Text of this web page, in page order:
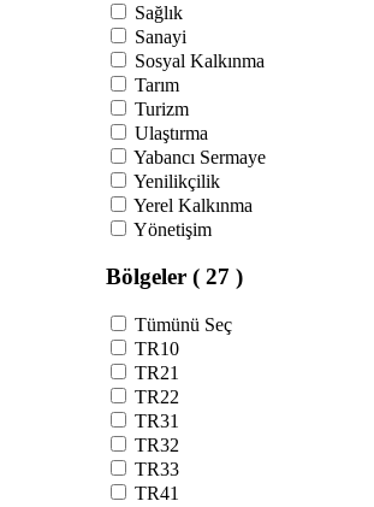
Sağlık
Sanayi
Sosyal Kalkınma
Tarım
Turizm
Ulaştırma
Yabancı Sermaye
Yenilikçilik
Yerel Kalkınma
Yönetişim
Bölgeler ( 27 )
Tümünü Seç
TR10
TR21
TR22
TR31
TR32
TR33
TR41